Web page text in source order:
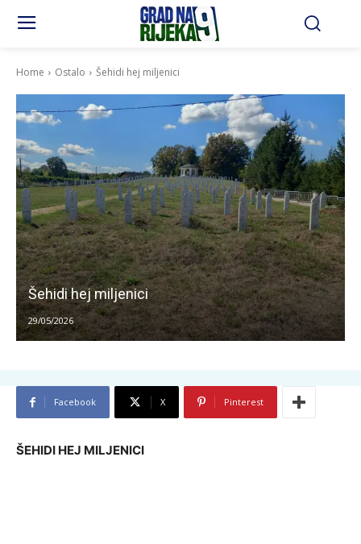
Home Ostalo Šehidi hej miljenici
Šehidi hej miljenici
29/05/2026
Facebook X Pinterest
ŠEHIDI HEJ MILJENICI